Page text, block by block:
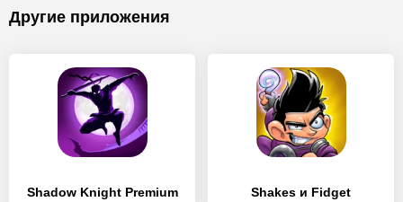
Другие приложения
Shadow Knight Premium Shakes и Fidget